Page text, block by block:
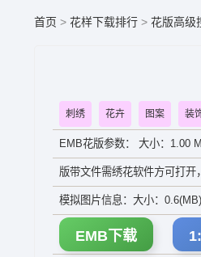
首页 > 花样下载排行 > 花版高级
刺绣 花卉 图案 装
EMB花版参数： 大小：1.00
版带文件需绣花软件方可打开
模拟图片信息：大小：
EMB下载